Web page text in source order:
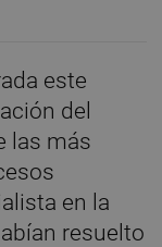
este
del
las más
en la
resuelto